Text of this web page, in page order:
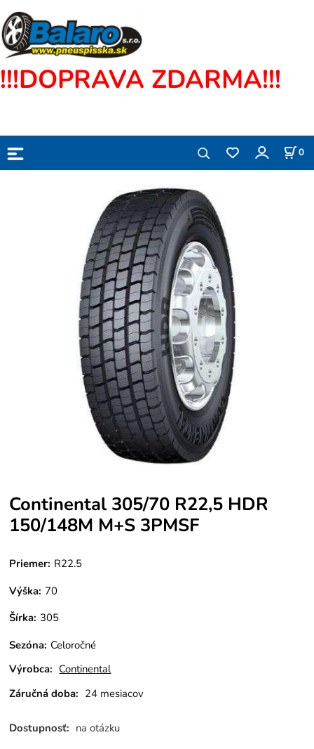
!!!DOPRAVA ZDARMA!!!
0
Continental 305/70 R22,5 HDR
150/148M M+S 3PMSF
Priemer: R22.5
Výška: 70
Šírka: 305
Sezóna: Celoročné
Výrobca: Continental
Záručná doba: 24 mesiacov
Dostupnosť: na otázku